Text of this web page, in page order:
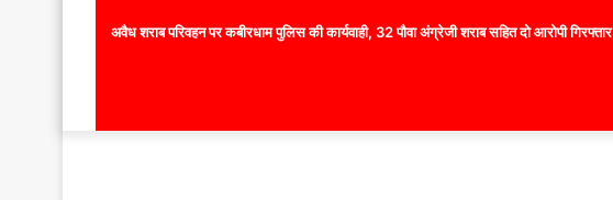
अवैध शराब परिवहन पर कबीरधाम पुलिस की कार्यवाही, 32 पौवा अंग्रेजी शराब सहित दो आरोपी गिरफ्तार